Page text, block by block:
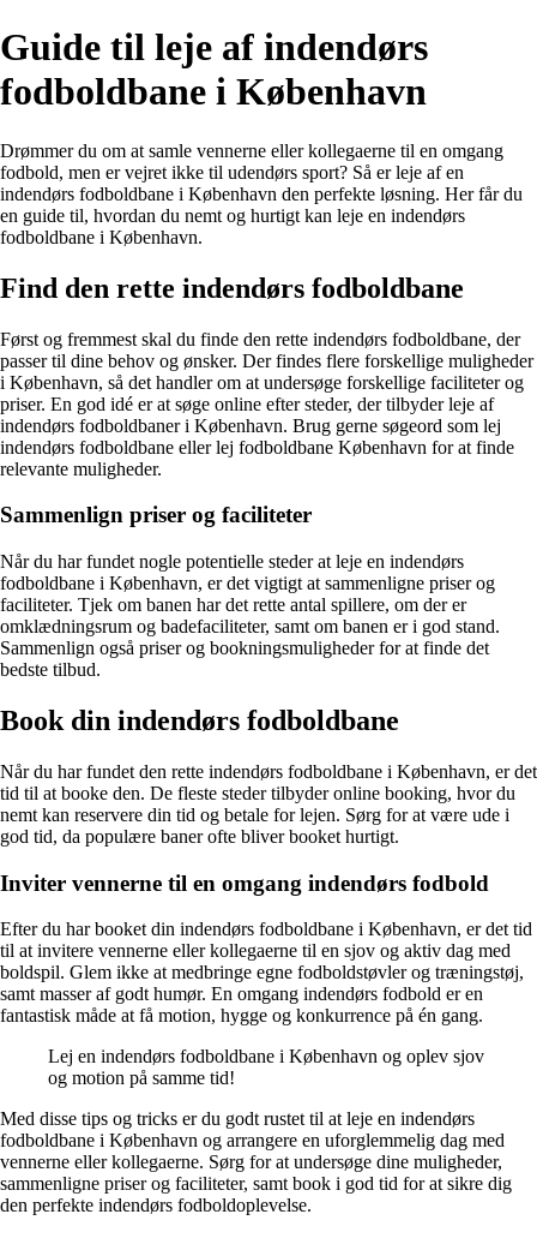
Guide til leje af indendørs
fodboldbane i København
Drømmer du om at samle vennerne eller kollegaerne til en omgang
fodbold, men er vejret ikke til udendørs sport? Så er leje af en
indendørs fodboldbane i København den perfekte løsning. Her får du
en guide til, hvordan du nemt og hurtigt kan leje en indendørs
fodboldbane i København.
Find den rette indendørs fodboldbane
Først og fremmest skal du finde den rette indendørs fodboldbane, der
passer til dine behov og ønsker. Der findes flere forskellige muligheder
i København, så det handler om at undersøge forskellige faciliteter og
priser. En god idé er at søge online efter steder, der tilbyder leje af
indendørs fodboldbaner i København. Brug gerne søgeord som lej
indendørs fodboldbane eller lej fodboldbane København for at finde
relevante muligheder.
Sammenlign priser og faciliteter
Når du har fundet nogle potentielle steder at leje en indendørs
fodboldbane i København, er det vigtigt at sammenligne priser og
faciliteter. Tjek om banen har det rette antal spillere, om der er
omklædningsrum og badefaciliteter, samt om banen er i god stand.
Sammenlign også priser og bookningsmuligheder for at finde det
bedste tilbud.
Book din indendørs fodboldbane
Når du har fundet den rette indendørs fodboldbane i København, er det
tid til at booke den. De fleste steder tilbyder online booking, hvor du
nemt kan reservere din tid og betale for lejen. Sørg for at være ude i
god tid, da populære baner ofte bliver booket hurtigt.
Inviter vennerne til en omgang indendørs fodbold
Efter du har booket din indendørs fodboldbane i København, er det tid
til at invitere vennerne eller kollegaerne til en sjov og aktiv dag med
boldspil. Glem ikke at medbringe egne fodboldstøvler og træningstøj,
samt masser af godt humør. En omgang indendørs fodbold er en
fantastisk måde at få motion, hygge og konkurrence på én gang.
Lej en indendørs fodboldbane i København og oplev sjov
og motion på samme tid!
Med disse tips og tricks er du godt rustet til at leje en indendørs
fodboldbane i København og arrangere en uforglemmelig dag med
vennerne eller kollegaerne. Sørg for at undersøge dine muligheder,
sammenligne priser og faciliteter, samt book i god tid for at sikre dig
den perfekte indendørs fodboldoplevelse.